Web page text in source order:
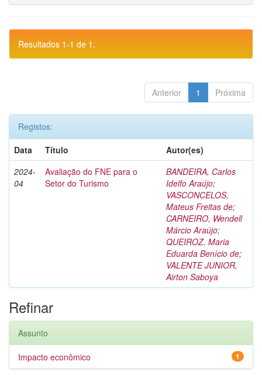
Resultados 1-1 de 1.
Anterior 1 Próxima
Registos:
Data
Título
Autor(es)
2024-
04
Avaliação do FNE para o
Setor do Turismo
BANDEIRA, Carlos
Idelfo Araújo;
VASCONCELOS,
Mateus Freitas de;
CARNEIRO, Wendell
Márcio Araújo;
QUEIROZ, Maria
Eduarda Benício de;
VALENTE JUNIOR,
Airton Saboya
Refinar
Assunto
1
Impacto econômico